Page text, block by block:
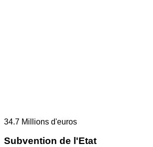
34.7 Millions d'euros
Subvention de l'Etat